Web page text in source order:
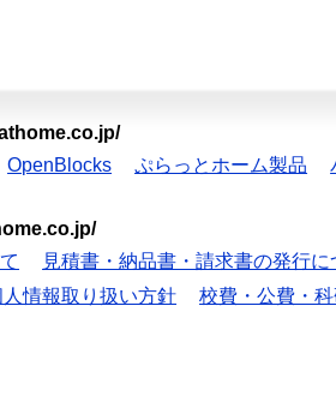
OpenBlocks ぷらっとホーム製品
見積書・納品書・請求書の発行に
人情報取り扱い方針 校費・公費・